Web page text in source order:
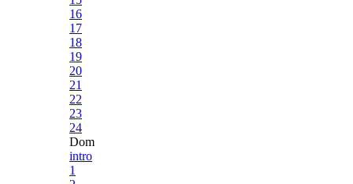
16
17
18
19
20
21
22
23
24
Dom
intro
1